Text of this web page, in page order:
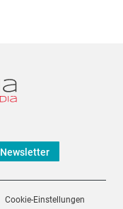
Newsletter
Cookie-Einstellungen